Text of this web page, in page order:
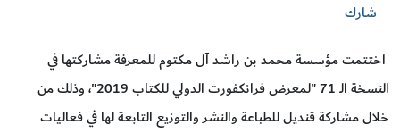
شارك
اختتمت مؤسسة محمد بن راشد آل مكتوم للمعرفة مشاركتها في
النسخة الـ 71 "لمعرض فرانكفورت الدولي للكتاب 2019"، وذلك من
خلال مشاركة قنديل للطباعة والنشر والتوزيع التابعة لها في فعاليات